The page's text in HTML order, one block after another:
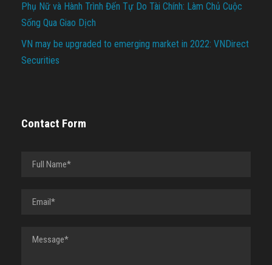
Phụ Nữ và Hành Trình Đến Tự Do Tài Chính: Làm Chủ Cuộc
Sống Qua Giao Dịch
VN may be upgraded to emerging market in 2022: VNDirect
Securities
Contact Form